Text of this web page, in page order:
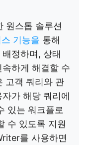
원스톱 솔루션
기능을 통해
정하며, 상태
하게 해결할 수
고객 쿼리와 관
가 해당 쿼리에
있는 워크플로
수 있도록 지원
를 사용하면